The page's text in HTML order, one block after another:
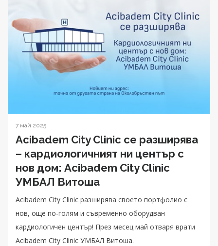
7 май 2025
Acibadem City Clinic се разширява
– кардиологичният ни център с
нов дом: Acibadem City Clinic
УМБАЛ Витоша
Acibadem City Clinic разширява своето портфолио с
нов, още по-голям и съвременно оборудван
кардиологичен център! През месец май отваря врати
Acibadem City Clinic УМБАЛ Витоша.